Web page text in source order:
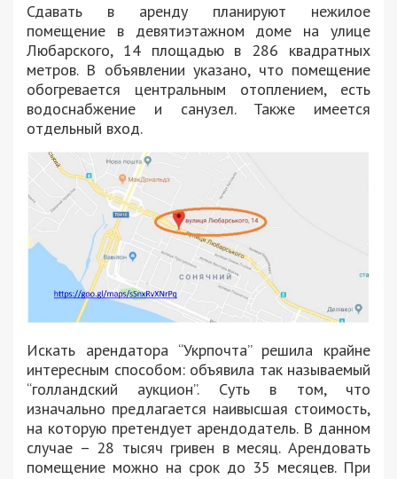
Сдавать в аренду планируют нежилое
помещение в девятиэтажном доме на улице
Любарского, 14 площадью в 286 квадратных
метров. В объявлении указано, что помещение
обогревается центральным отоплением, есть
водоснабжение и санузел. Также имеется
отдельный вход.
Искать арендатора “Укрпочта” решила крайне
интересным способом: объявила так называемый
“голландский аукцион”. Суть в том, что
изначально предлагается наивысшая стоимость,
на которую претендует арендодатель. В данном
случае – 28 тысяч гривен в месяц. Арендовать
помещение можно на срок до 35 месяцев. При